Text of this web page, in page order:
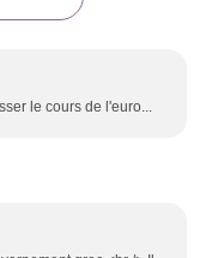
le cours de l'euro...